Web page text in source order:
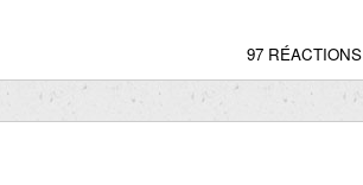
97 RÉACTIONS